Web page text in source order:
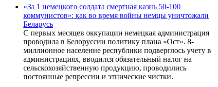
«За 1 немецкого солдата смертная казнь 50-100
коммунистов»: как во время войны немцы уничтожали
Беларусь
С первых месяцев оккупации немецкая администрация
проводила в Белоруссии политику плана «Ост». 8-
миллионное население республики подверглось учету в
администрациях, вводился обязательный налог на
сельскохозяйственную продукцию, проводились
постоянные репрессии и этнические чистки.